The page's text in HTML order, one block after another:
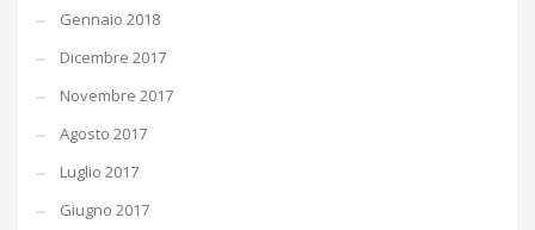
Gennaio 2018
Dicembre 2017
Novembre 2017
Agosto 2017
Luglio 2017
Giugno 2017